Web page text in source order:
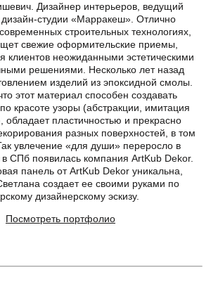
Дизайнер интерьеров, ведущий
дизайн-студии «Марракеш». Отлично
строительных технологиях,
свежие оформительские приемы,
клиентов неожиданными эстетическими
решениями. Несколько лет назад
изделий из эпоксидной смолы.
этот материал способен создавать
красоте узоры (абстракции, имитация
обладает пластичностью и прекрасно
разных поверхностей, в том
увлечение «для души» переросло в
в СПб появилась компания ArtKub Dekor.
панель от ArtKub Dekor уникальна,
создает ее своими руками по
дизайнерскому эскизу.
Посмотреть портфолио